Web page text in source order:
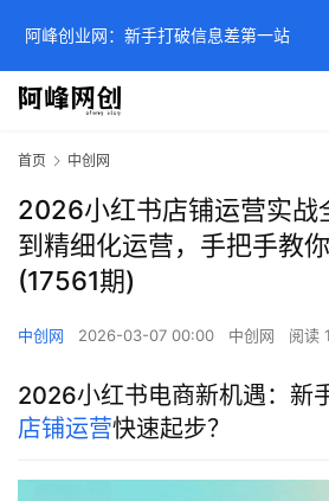
首页 中创网
2026小红书店铺运营实战
到精细化运营，手把手教
(17561期)
中创网 2026-03-07 00:00 中创网 阅读
2026小红书电商新机遇：新
店铺运营快速起步？
阿峰创业网：新手打破信息差第一站